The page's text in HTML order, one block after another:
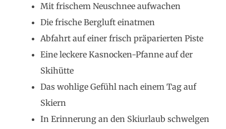
Mit frischem Neuschnee aufwachen
Die frische Bergluft einatmen
Abfahrt auf einer frisch präparierten Piste
Eine leckere Kasnocken-Pfanne auf der
Skihütte
Das wohlige Gefühl nach einem Tag auf
Skiern
In Erinnerung an den Skiurlaub schwelgen